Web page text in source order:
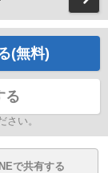
(無料)
る
い。
で共有する